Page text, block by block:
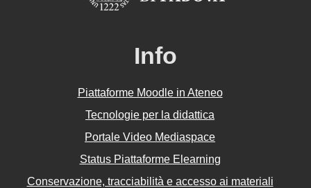
Info
Piattaforme Moodle in Ateneo
Tecnologie per la didattica
Portale Video Mediaspace
Status Piattaforme Elearning
Conservazione, tracciabilità e accesso ai materiali